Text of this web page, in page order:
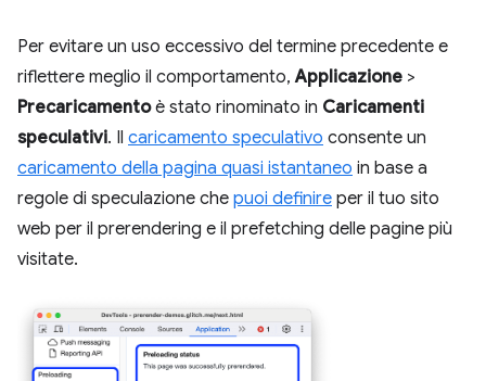
Per evitare un uso eccessivo del termine precedente e
riflettere meglio il comportamento,Applicazione >
Precaricamentoè stato rinominato in Caricamenti
speculativi. Il caricamento speculativo consente un
caricamento della pagina quasi istantaneo in base a
regole di speculazione che puoi definire per il tuo sito
web per il prerendering e il prefetching delle pagine più
visitate.